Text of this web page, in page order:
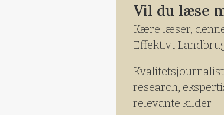
Vil du læse
Kære læser,
Effektivt
research,
relevante kilder.